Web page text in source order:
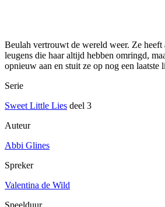
Beulah vertrouwt de wereld weer. Ze heeft
leugens die haar altijd hebben omringd,
opnieuw aan en stuit ze op nog een laatste
Serie
Sweet Little Lies deel 3
Auteur
Abbi Glines
Spreker
Valentina de Wild
Speelduur